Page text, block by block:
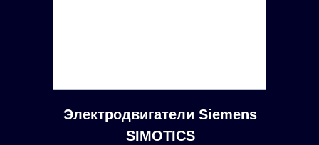
Электродвигатели Siemens
SIMOTICS